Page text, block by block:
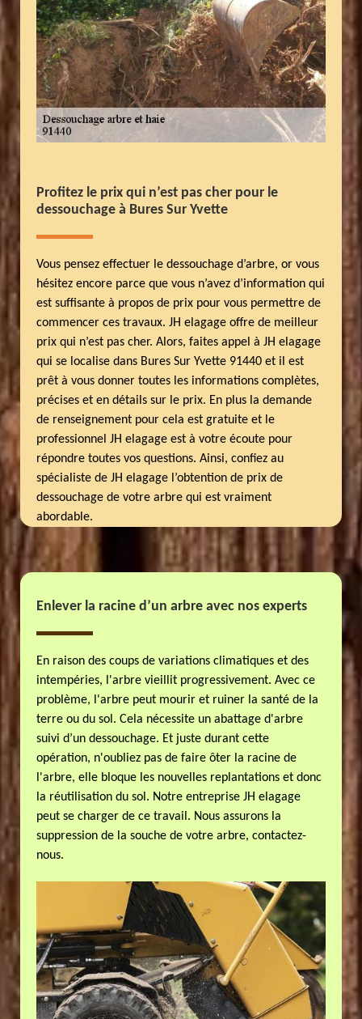
Profitez le prix qui n’est pas cher pour le
dessouchage à Bures Sur Yvette
Vous pensez effectuer le dessouchage d’arbre, or vous
hésitez encore parce que vous n’avez d’information qui
est suffisante à propos de prix pour vous permettre de
commencer ces travaux. JH elagage offre de meilleur
prix qui n’est pas cher. Alors, faites appel à JH elagage
qui se localise dans Bures Sur Yvette 91440 et il est
prêt à vous donner toutes les informations complètes,
précises et en détails sur le prix. En plus la demande
de renseignement pour cela est gratuite et le
professionnel JH elagage est à votre écoute pour
répondre toutes vos questions. Ainsi, confiez au
spécialiste de JH elagage l’obtention de prix de
dessouchage de votre arbre qui est vraiment
abordable.
Enlever la racine d’un arbre avec nos experts
En raison des coups de variations climatiques et des
intempéries, l'arbre vieillit progressivement. Avec ce
problème, l'arbre peut mourir et ruiner la santé de la
terre ou du sol. Cela nécessite un abattage d'arbre
suivi d’un dessouchage. Et juste durant cette
opération, n'oubliez pas de faire ôter la racine de
l'arbre, elle bloque les nouvelles replantations et donc
la réutilisation du sol. Notre entreprise JH elagage
peut se charger de ce travail. Nous assurons la
suppression de la souche de votre arbre, contactez-
nous.